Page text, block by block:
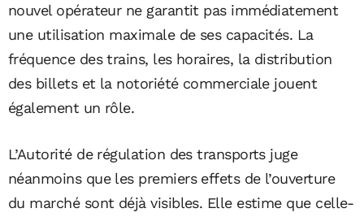
nouvel opérateur ne garantit pas immédiatement
une utilisation maximale de ses capacités. La
fréquence des trains, les horaires, la distribution
des billets et la notoriété commerciale jouent
également un rôle.
L’Autorité de régulation des transports juge
néanmoins que les premiers effets de l’ouverture
du marché sont déjà visibles. Elle estime que celle-